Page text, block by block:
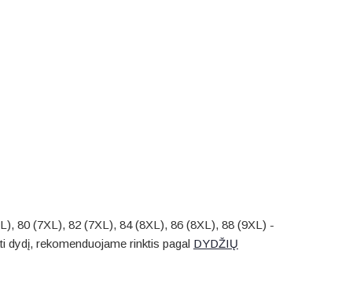
80 (7XL), 82 (7XL), 84 (8XL), 86 (8XL), 88 (9XL) -
dydį, rekomenduojame rinktis pagal DYDŽIŲ